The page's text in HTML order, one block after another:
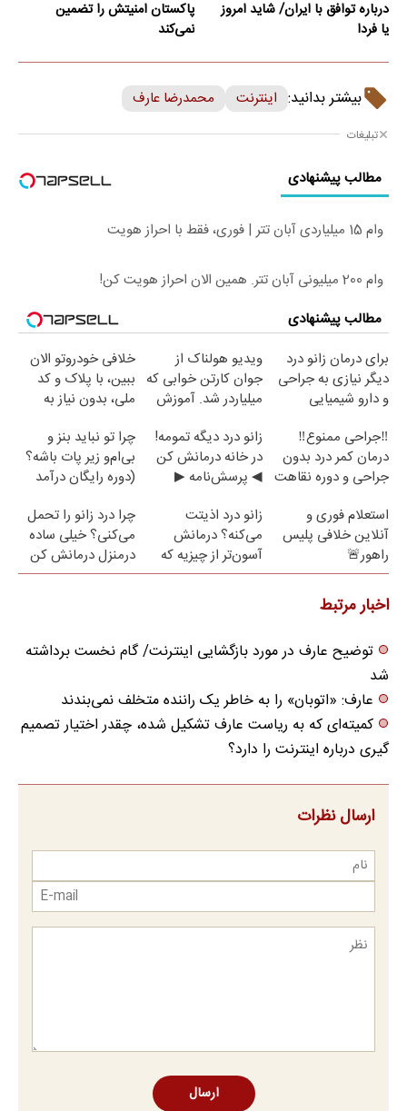
درباره توافق با ایران/ شاید امروز
یا فردا
پاکستان امنیتش را تضمین
نمی‌کند
بیشتر بدانید: اینترنت محمدرضا عارف
تبلیغات
مطالب پیشنهادی
وام 15 میلیاردی آبان تتر | فوری، فقط با احراز هویت
وام 200 میلیونی آبان تتر. همین الان احراز هویت کن!
مطالب پیشنهادی
برای درمان زانو درد
دیگر نیازی به جراحی
و دارو شیمیایی
ویدیو هولناک از
جوان کارتن خوابی که
میلیاردر شد. آموزش
خلافی خودروتو الان
ببین، با پلاک و کد
ملی، بدون نیاز به
‼️جراحی ممنوع‼️
درمان کمر درد بدون
جراحی و دوره نقاهت
زانو درد دیگه تمومه!
در خانه درمانش کن
◀ پرسش‌نامه ▶
چرا تو نباید بنز و
بی‌ام‌و زیر پات باشه؟
(دوره رایگان درآمد
استعلام فوری و
آنلاین خلافی پلیس
راهور🚨
زانو درد اذیتت
می‌کنه؟ درمانش
آسون‌تر از چیزیه که
فکر
چرا درد زانو را تحمل
می‌کنی؟ خیلی ساده
درمنزل درمانش کن
اخبار مرتبط
توضیح عارف در مورد بازگشایی اینترنت/ گام نخست برداشته
شد
عارف: «اتوبان» را به خاطر یک راننده متخلف نمی‌بندند
کمیته‌ای که به ریاست عارف تشکیل شده، چقدر اختیار تصمیم
گیری درباره اینترنت را دارد؟
ارسال نظرات
ارسال